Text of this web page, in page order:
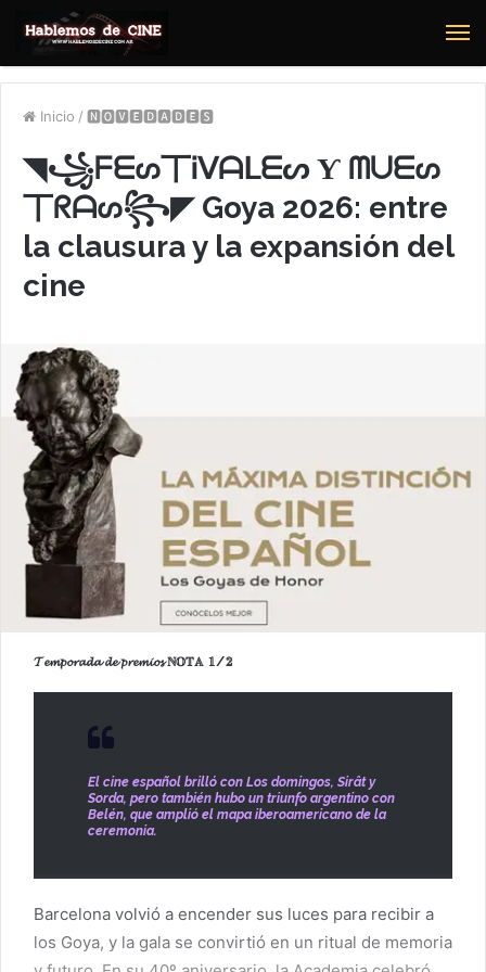
Inicio / 🅽🅾🆅🅴🅳🅰🅳🅴🆂
◥꧁ᖴᗴᔕ丅Ꭵᐯᗩᒪᗴᔕ Ƴ ᗰᑌᗴᔕ
丅ᖇᗩᔕ꧂◤ Goya 2026: entre
la clausura y la expansión del
cine
𝓣𝓮𝓶𝓹𝓸𝓻𝓪𝓭𝓪 𝓭𝓮 𝓹𝓻𝓮𝓶𝓲𝓸𝓼ℕ𝕆𝕋𝔸 𝟙/𝟚
El cine español brilló con Los domingos, Sirât y
Sorda, pero también hubo un triunfo argentino con
Belén, que amplió el mapa iberoamericano de la
ceremonia.
Barcelona volvió a encender sus luces para recibir a
los Goya, y la gala se convirtió en un ritual de memoria